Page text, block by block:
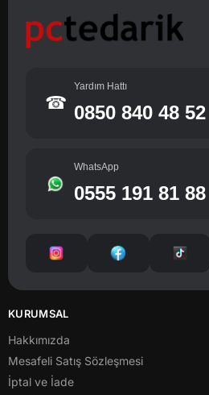
☎
Yardım Hattı
0850 840 48 52
WhatsApp
0555 191 81 88
KURUMSAL
Hakkımızda
Mesafeli Satış Sözleşmesi
İptal ve İade